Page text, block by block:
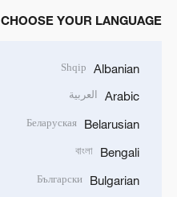
CHOOSE YOUR LANGUAGE
Albanian
Shqip
Arabic العربية
Belarusian
Беларуская
Bengali
বাংলা
Bulgarian
Български